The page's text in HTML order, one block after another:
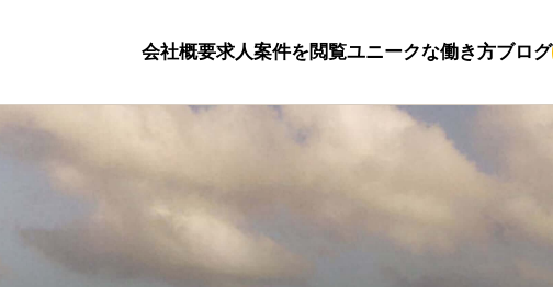
会社概要求人案件を閲覧ユニークな働き方ブログ